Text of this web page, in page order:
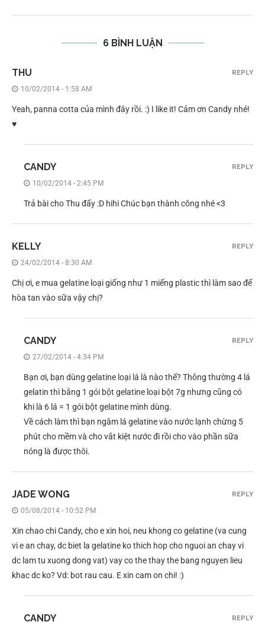
6 BÌNH LUẬN
THU
10/02/2014 - 1:58 AM
Yeah, panna cotta của mình đây rồi. :) I like it! Cảm ơn Candy nhé!
♥
REPLY
CANDY
10/02/2014 - 2:45 PM
Trả bài cho Thu đấy :D hihi Chúc bạn thành công nhé <3
REPLY
KELLY
24/02/2014 - 8:30 AM
Chị ơi, e mua gelatine loại giống như 1 miếng plastic thì làm sao để
hòa tan vào sữa vậy chị?
REPLY
CANDY
27/02/2014 - 4:34 PM
Bạn ơi, bạn dùng gelatine loại lá là nào thế? Thông thường 4 lá
gelatin thì bằng 1 gói bột gelatine loại bột 7g nhưng cũng có
khi là 6 lá = 1 gói bột gelatine mình dùng.
Về cách làm thì bạn ngâm lá gelatine vào nước lạnh chừng 5
phút cho mềm và cho vắt kiệt nước đi rồi cho vào phần sữa
nóng là được thôi.
REPLY
JADE WONG
05/08/2014 - 10:52 PM
Xin chao chi Candy, cho e xin hoi, neu khong co gelatine (va cung
vi e an chay, dc biet la gelatine ko thich hop cho nguoi an chay vi
dc lam tu xuong dong vat) vay co the thay the bang nguyen lieu
khac dc ko? Vd: bot rau cau. E xin cam on chi! :)
REPLY
CANDY REPLY